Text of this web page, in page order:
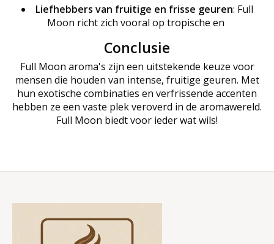
Liefhebbers van fruitige en frisse geuren: Full
Moon richt zich vooral op tropische en
Conclusie
Full Moon aroma's zijn een uitstekende keuze voor
mensen die houden van intense, fruitige geuren. Met
hun exotische combinaties en verfrissende accenten
hebben ze een vaste plek veroverd in de aromawereld.
Full Moon biedt voor ieder wat wils!